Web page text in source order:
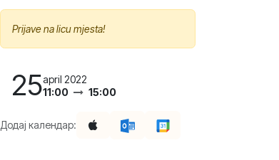
Prijave na licu mjesta!
25april 2022
11:00
15:00
Додај календар: